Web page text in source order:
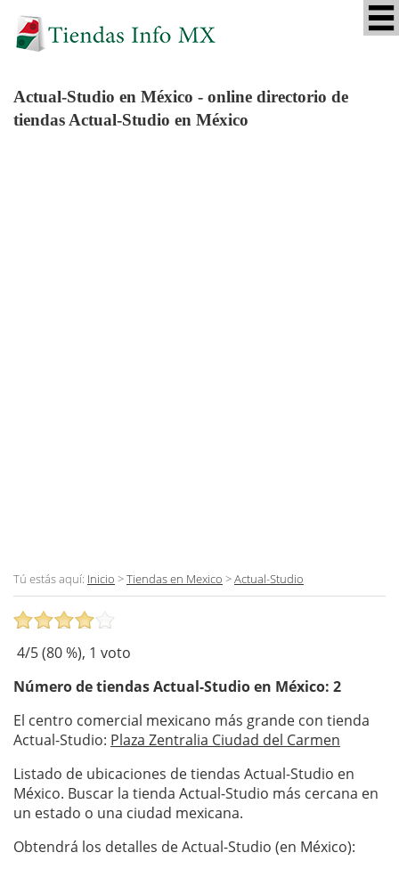
Actual-Studio en México - online directorio de
tiendas Actual-Studio en México
Tú estás aquí: Inicio >Tiendas en Mexico >Actual-Studio
4/5 (80%), 1 voto
Número de tiendasActual-Studioen México: 2
El centro comercial mexicano más grande con tienda
Actual-Studio: Plaza Zentralia Ciudad del Carmen
Listado de ubicaciones de tiendas Actual-Studio en
México. Buscar la tienda Actual-Studio más cercana en
un estado o una ciudad mexicana.
Obtendrá los detalles de Actual-Studio (en México):